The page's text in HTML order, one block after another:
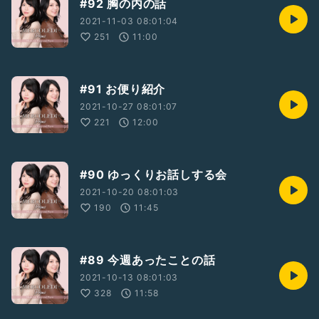
#92 胸の内の話
2021-11-03 08:01:04
251
11:00
#91 お便り紹介
2021-10-27 08:01:07
221
12:00
#90 ゆっくりお話しする会
2021-10-20 08:01:03
190
11:45
#89 今週あったことの話
2021-10-13 08:01:03
328
11:58